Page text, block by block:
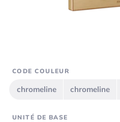
CODE COULEUR
chromeline chromeline
UNITÉ DE BASE